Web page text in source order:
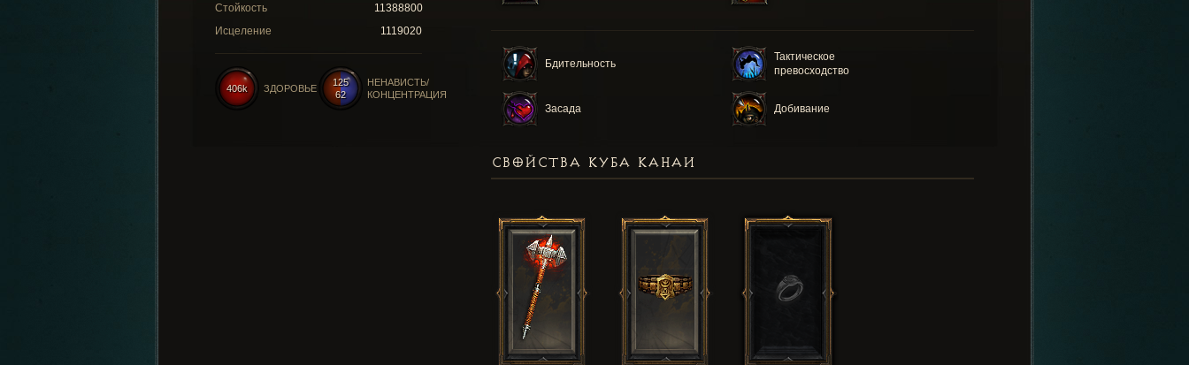
Бдительность
Тактическое
превосходство
Засада Добивание
Стойкость
11388800
Исцеление
1119020
125
62
НЕНАВИСТЬ/
КОНЦЕНТРАЦИЯ
406k ЗДОРОВЬЕ
СВОЙСТВА КУБА КАНАИ